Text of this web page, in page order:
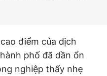
điểm của dịch
phố đã dần ổn
nghiệp thấy nhẹ